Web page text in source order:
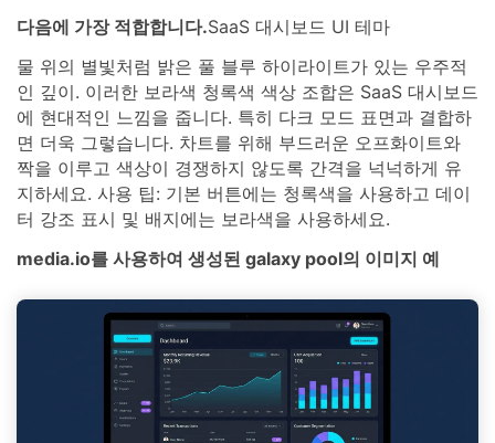
다음에 가장 적합합니다.SaaS 대시보드 UI 테마
물 위의 별빛처럼 밝은 풀 블루 하이라이트가 있는 우주적
인 깊이. 이러한 보라색 청록색 색상 조합은 SaaS 대시보드
에 현대적인 느낌을 줍니다. 특히 다크 모드 표면과 결합하
면 더욱 그렇습니다. 차트를 위해 부드러운 오프화이트와
짝을 이루고 색상이 경쟁하지 않도록 간격을 넉넉하게 유
지하세요. 사용 팁: 기본 버튼에는 청록색을 사용하고 데이
터 강조 표시 및 배지에는 보라색을 사용하세요.
media.io를 사용하여 생성된 galaxy pool의 이미지 예